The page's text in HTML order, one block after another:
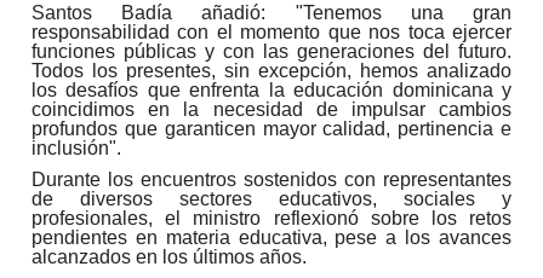
Santos Badía añadió: "Tenemos una gran
responsabilidad con el momento que nos toca ejercer
funciones públicas y con las generaciones del futuro.
Todos los presentes, sin excepción, hemos analizado
los desafíos que enfrenta la educación dominicana y
coincidimos en la necesidad de impulsar cambios
profundos que garanticen mayor calidad, pertinencia e
inclusión".
Durante los encuentros sostenidos con representantes
de diversos sectores educativos, sociales y
profesionales, el ministro reflexionó sobre los retos
pendientes en materia educativa, pese a los avances
alcanzados en los últimos años.